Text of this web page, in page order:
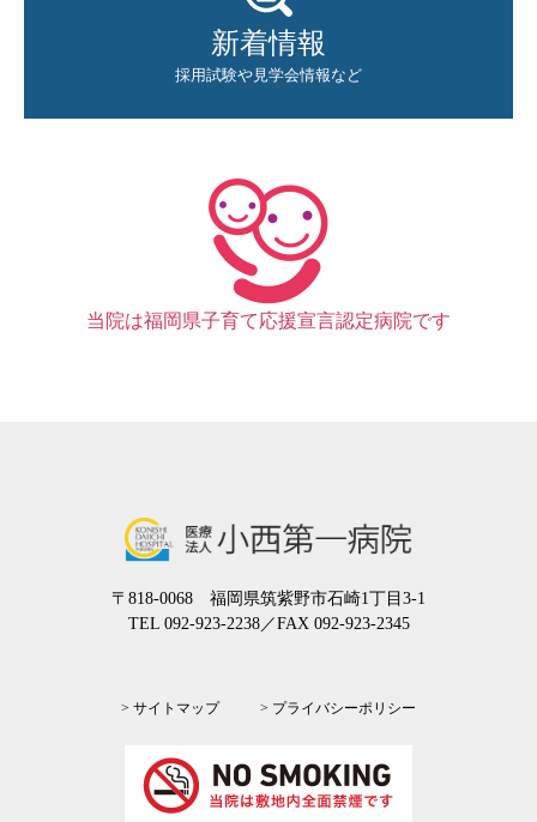
新着情報
採用試験や見学会情報など
当院は福岡県子育て応援宣言認定病院です
〒818-0068 福岡県筑紫野市石崎1丁目3-1
TEL 092-923-2238／FAX 092-923-2345
> サイトマップ > プライバシーポリシー